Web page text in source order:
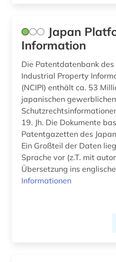
Japan
Information
Die Patentdatenbank
Industrial Property
(NCIPI) enthält ca. 53
japanischen gewerblichen
19. Jh. Die Dokumente
Patentgazetten des
Ein Großteil der Daten
Sprache vor (z.T. mit
Übersetzung ins
Informationen